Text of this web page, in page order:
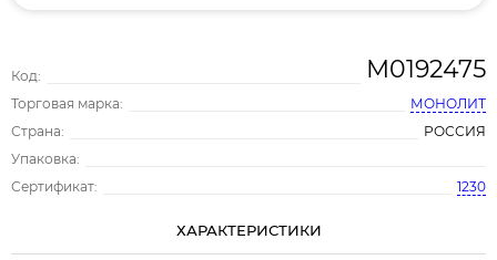
Код: М0192475
Торговая марка:
МОНОЛИТ
Страна:
РОССИЯ
Упаковка:
Сертификат:
1230
ХАРАКТЕРИСТИКИ